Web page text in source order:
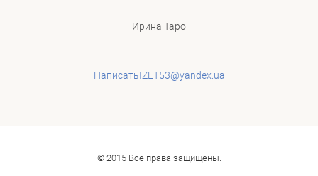
Ирина Таро
НаписатьIZET53@yandex.ua
© 2015 Все права защищены.